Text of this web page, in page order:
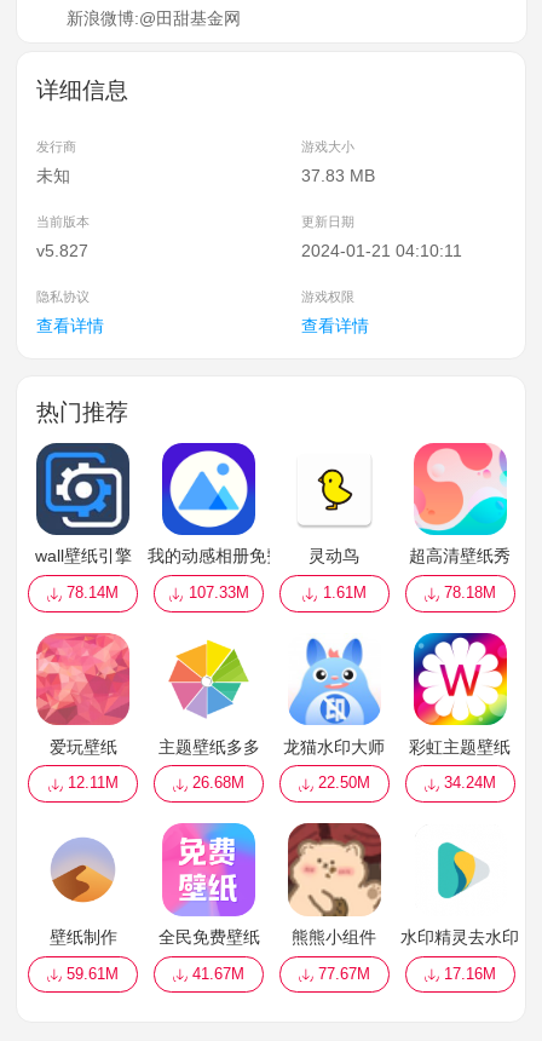
新浪微博:@田甜基金网
详细信息
发行商 游戏大小
未知 37.83 MB
当前版本 更新日期
v5.827 2024-01-21 04:10:11
隐私协议 游戏权限
查看详情 查看详情
热门推荐
wall壁纸引擎
78.14M
我的动感相册免费版
107.33M
灵动鸟
1.61M
超高清壁纸秀
78.18M
爱玩壁纸
12.11M
主题壁纸多多
26.68M
龙猫水印大师
22.50M
彩虹主题壁纸
34.24M
壁纸制作
59.61M
全民免费壁纸
41.67M
熊熊小组件
77.67M
水印精灵去水印
17.16M